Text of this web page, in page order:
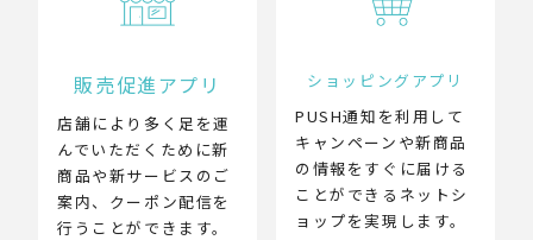
販売促進アプリ
店舗により多く足を運
んでいただくために新
商品や新サービスのご
案内、クーポン配信を
行うことができます。
ショッピングアプリ
PUSH通知を利用して
キャンペーンや新商品
の情報をすぐに届ける
ことができるネットシ
ョップを実現します。